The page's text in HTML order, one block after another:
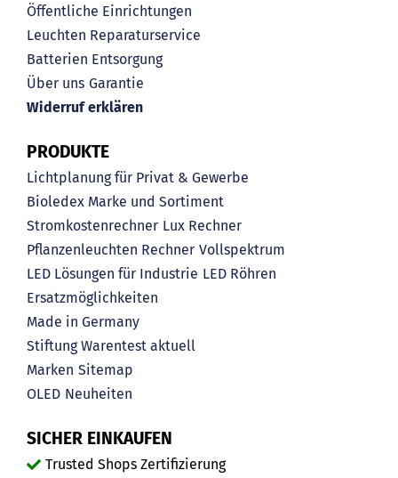
Öffentliche Einrichtungen
Leuchten Reparaturservice
Batterien Entsorgung
Über uns Garantie
Widerruf erklären
PRODUKTE
Lichtplanung für Privat & Gewerbe
Bioledex Marke und Sortiment
Stromkostenrechner Lux Rechner
Pflanzenleuchten Rechner Vollspektrum
LED Lösungen für Industrie LED Röhren
Ersatzmöglichkeiten
Made in Germany
Stiftung Warentest aktuell
Marken Sitemap
OLED Neuheiten
SICHER EINKAUFEN
Trusted Shops Zertifizierung